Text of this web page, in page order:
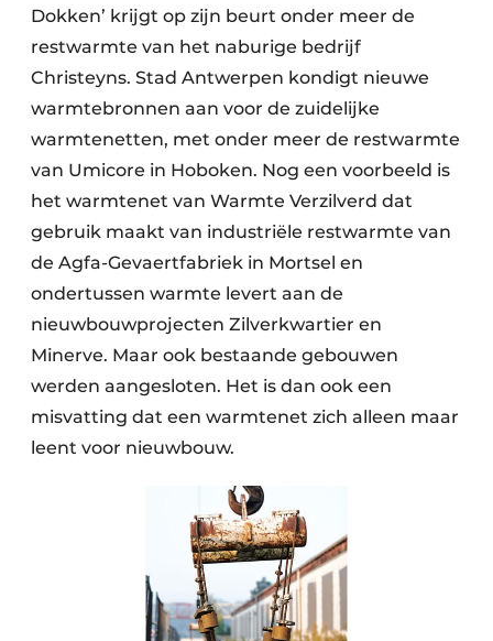
Dokken’ krijgt op zijn beurt onder meer de
restwarmte van het naburige bedrijf
Christeyns. Stad Antwerpen kondigt nieuwe
warmtebronnen aan voor de zuidelijke
warmtenetten, met onder meer de restwarmte
van Umicore in Hoboken. Nog een voorbeeld is
het warmtenet van Warmte Verzilverd dat
gebruik maakt van industriële restwarmte van
de Agfa-Gevaertfabriek in Mortsel en
ondertussen warmte levert aan de
nieuwbouwprojecten Zilverkwartier en
Minerve. Maar ook bestaande gebouwen
werden aangesloten. Het is dan ook een
misvatting dat een warmtenet zich alleen maar
leent voor nieuwbouw.